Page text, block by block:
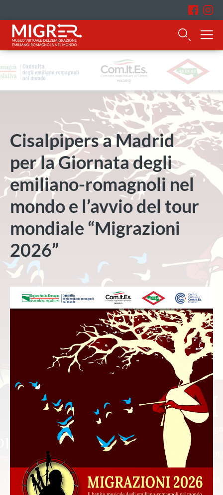
Cisalpipers a Madrid
per la Giornata degli
emiliano-romagnoli nel
mondo e l’avvio del tour
mondiale “Migrazioni
2026”